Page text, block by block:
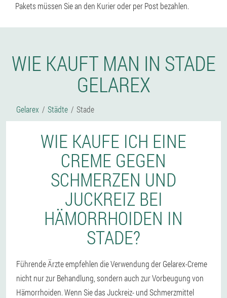
Pakets müssen Sie an den Kurier oder per Post bezahlen.
WIE KAUFT MAN IN STADE
GELAREX
Gelarex Städte Stade
WIE KAUFE ICH EINE
CREME GEGEN
SCHMERZEN UND
JUCKREIZ BEI
HÄMORRHOIDEN IN
STADE?
Führende Ärzte empfehlen die Verwendung der Gelarex-Creme
nicht nur zur Behandlung, sondern auch zur Vorbeugung von
Hämorrhoiden. Wenn Sie das Juckreiz- und Schmerzmittel